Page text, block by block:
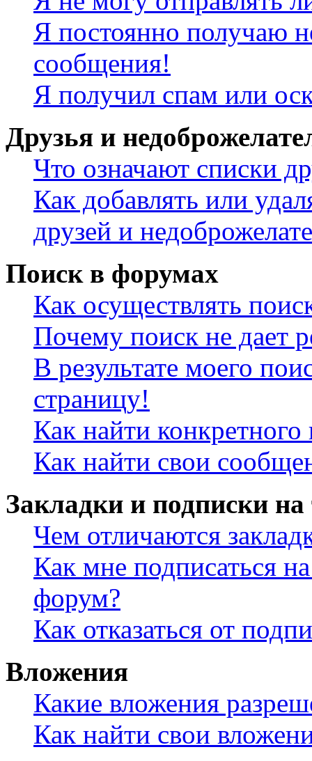
Я постоянно получаю
сообщения!
Я получил спам или
Друзья и
Что означают списки
Как добавлять или
друзей и
Поиск в форумах
Как осуществлять
Почему поиск не дает
В результате моего
страницу!
Как найти конкретного
Как найти свои
Закладки и подписки
Чем отличаются
Как мне подписаться
форум?
Как отказаться от
Вложения
Какие вложения
Как найти свои